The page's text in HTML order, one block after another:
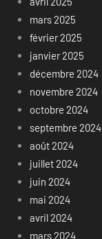
mars 2025
février 2025
janvier 2025
décembre 2024
novembre 2024
octobre 2024
septembre 2024
août 2024
juillet 2024
juin 2024
mai 2024
avril 2024
mars 2024